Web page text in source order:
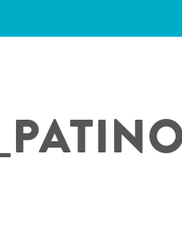
SYNDICAT